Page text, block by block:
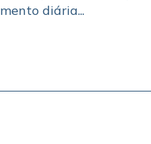
diária...